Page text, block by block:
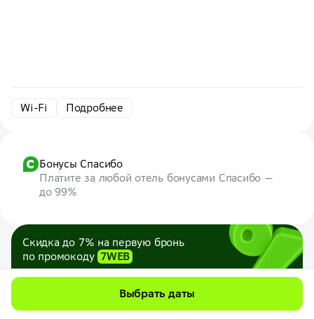
Wi-Fi Подробнее
Бонусы Спасибо
Платите за любой отель бонусами Спасибо —
до 99%
Скидка до 7% на первую бронь
по промокоду 7WEB
Максимум — 1000 ₽
Выбрать даты